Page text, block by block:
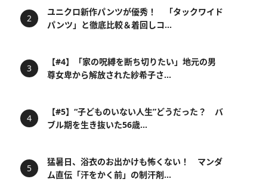
ユニクロ新作パンツが優秀！ 「タックワイド
パンツ」と徹底比較＆着回しコ...
【#4】「家の呪縛を断ち切りたい」地元の男
尊女卑から解放された紗希子さ...
【#5】“子どものいない人生”どうだった？ バ
ブル期を生き抜いた56歳...
猛暑日、浴衣のお出かけも怖くない！ マンダ
ム直伝「汗をかく前」の制汗剤...